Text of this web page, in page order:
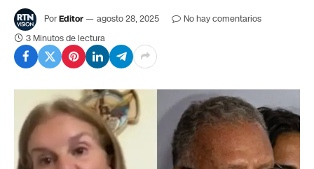
PorEditor agosto 28, 2025
No hay comentarios
3 Minutos de lectura